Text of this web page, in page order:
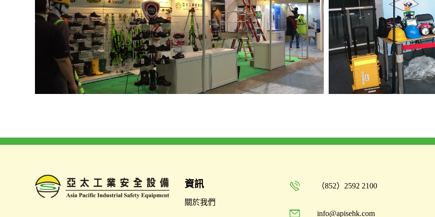
資訊
關於我們
（852）2592 2100
info@apisehk.com